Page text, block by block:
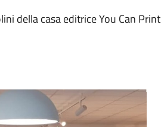
della casa editrice You Can Print